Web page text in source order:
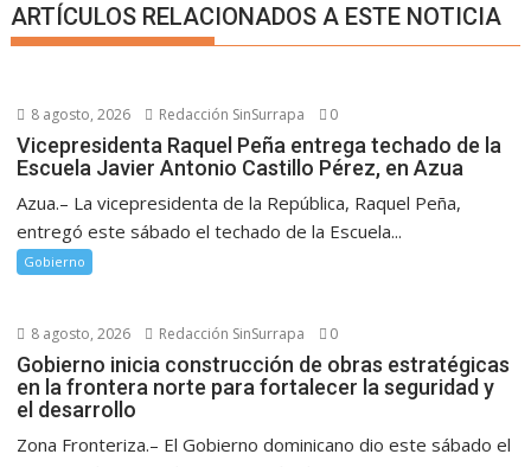
ARTÍCULOS RELACIONADOS A ESTE NOTICIA
8 agosto, 2026 Redacción SinSurrapa 0
Vicepresidenta Raquel Peña entrega techado de la
Escuela Javier Antonio Castillo Pérez, en Azua
Azua.– La vicepresidenta de la República, Raquel Peña,
entregó este sábado el techado de la Escuela...
Gobierno
8 agosto, 2026 Redacción SinSurrapa 0
Gobierno inicia construcción de obras estratégicas
en la frontera norte para fortalecer la seguridad y
el desarrollo
Zona Fronteriza.– El Gobierno dominicano dio este sábado el